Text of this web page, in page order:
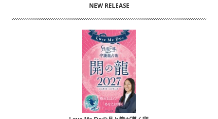
NEW RELEASE